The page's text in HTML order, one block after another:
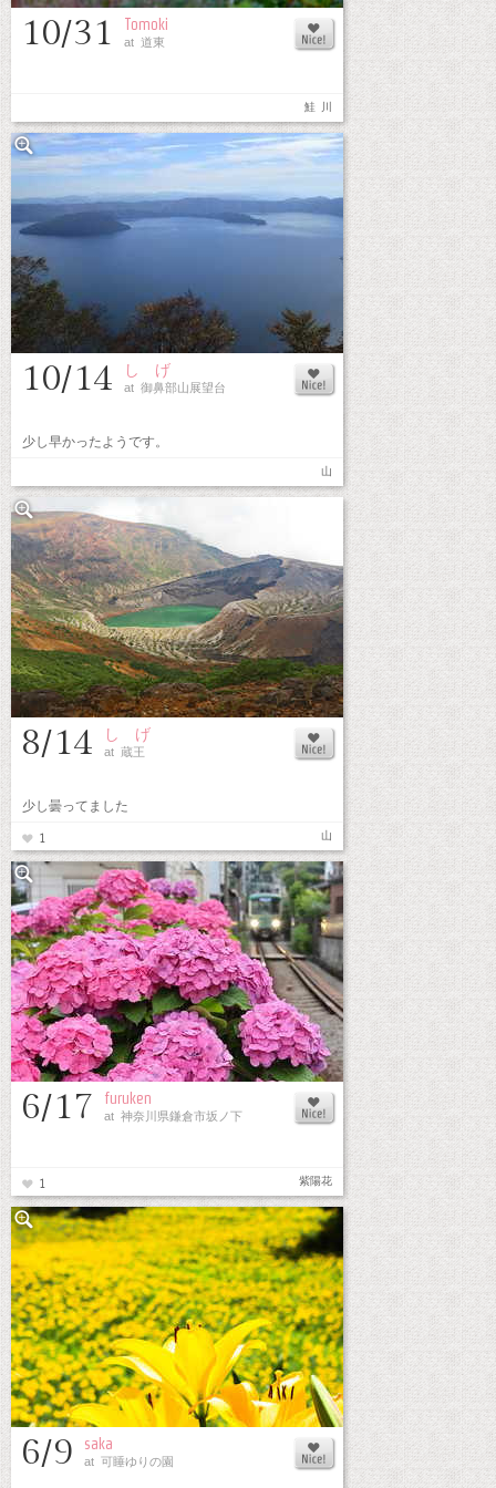
10/31 Tomoki
at 道東
川
鮭
10/14 し げ
at 御鼻部山展望台
少し早かったようです。
山
8/14 し げ
at 蔵王
少し曇ってました
1 山
6/17 furuken
at 神奈川県鎌倉市坂ノ下
1 紫陽花
6/9 saka
at 可睡ゆりの園